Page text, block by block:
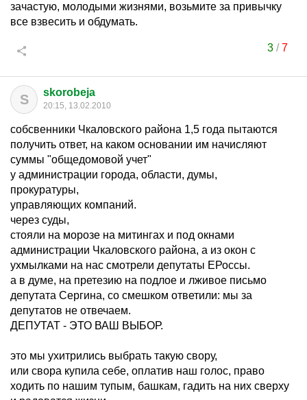
зачастую, молодыми жизнями, возьмите за привычку
все взвесить и обдумать.
3/7
S skorobeja
20:15, 13.02.2010
собсвенники Чкаловского района 1,5 года пытаются
получить ответ, на каком основании им начисляют
суммы "общедомовой учет"
у администрации города, области, думы,
прокуратуры,
управляющих компаний.
через суды,
стояли на морозе на митингах и под окнами
администрации Чкаловского района, а из окон с
ухмылками на нас смотрели депутаты ЕРоссы.
а в думе, на претезию на подлое и лживое письмо
депутата Сергина, со смешком ответили: мы за
депутатов не отвечаем.
ДЕПУТАТ - ЭТО ВАШ ВЫБОР.
это мы ухитрились выбрать такую свору,
или свора купила себе, оплатив наш голос, право
ходить по нашим тупым, башкам, гадить на них сверху